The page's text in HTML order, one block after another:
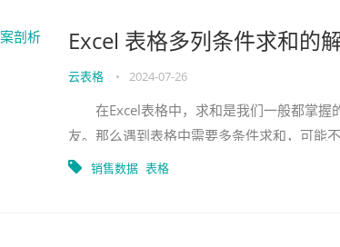
Excel 表格多列条件求和的
云表格 • 2024-07-26
在Excel表格中，求和是我们一般都掌握
友。那么遇到表格中需要多条件求和，可能
的关于Excel表格中多列条件求和的方法，希望
销售数据 表格